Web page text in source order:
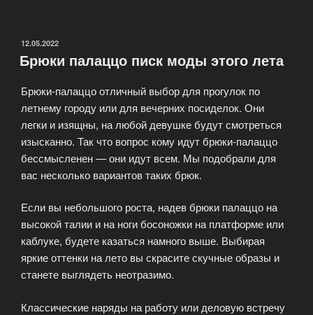
советы
стилистов»
ОПУБЛИКОВАНО
12.05.2022
Брюки палаццо писк моды этого лета
Брюки-палаццо отличный выбор для прогулок по
летнему городу или для вечерних посиделок. Они
легки и изящны, на любой девушке будут смотреться
изысканно. Так что вопрос кому идут брюки-палаццо
бессмысленен — они идут всем. Мы подобрали для
вас несколько вариантов таких брюк.
Если вы небольшого роста, надев брюки палаццо на
высокой талии и на ноги босоножки на платформе или
каблуке, будете казаться намного выше. Выбирая
яркие оттенки на лето вы скрасите скучные образы и
станете выглядеть неотразимо.
Классические наряды на работу или деловую встречу